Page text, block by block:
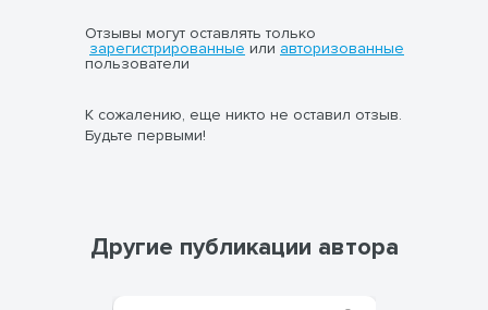
Отзывы могут оставлять только
зарегистрированные или авторизованные
пользователи
К сожалению, еще никто не оставил отзыв.
Будьте первыми!
Другие публикации автора